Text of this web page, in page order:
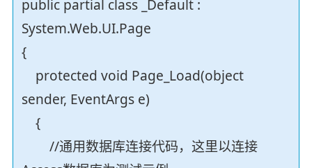
public partial class _Default :
System.Web.UI.Page
{
protected void Page_Load(object
sender, EventArgs e)
{
//通用数据库连接代码，这里以连接